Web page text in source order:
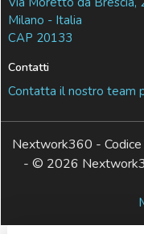
Milano - Italia
CAP 20133
Contatti
Contatta il nostro team
Nextwork360 -
- © 2026